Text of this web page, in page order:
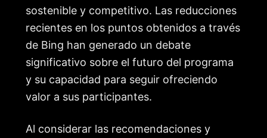
sostenible y competitivo. Las reducciones
recientes en los puntos obtenidos a través
de Bing han generado un debate
significativo sobre el futuro del programa
y su capacidad para seguir ofreciendo
valor a sus participantes.
Al considerar las recomendaciones y